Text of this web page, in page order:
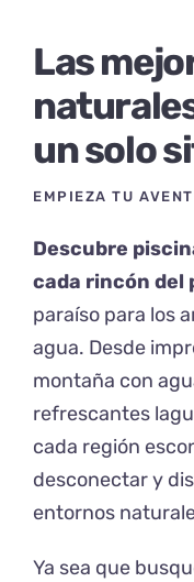
Las
un solo
EMPIEZA TU
Descubre
cada rincón del
paraíso para los
agua. Desde
montaña con
refrescantes
cada región
desconectar y
entornos
Ya sea que